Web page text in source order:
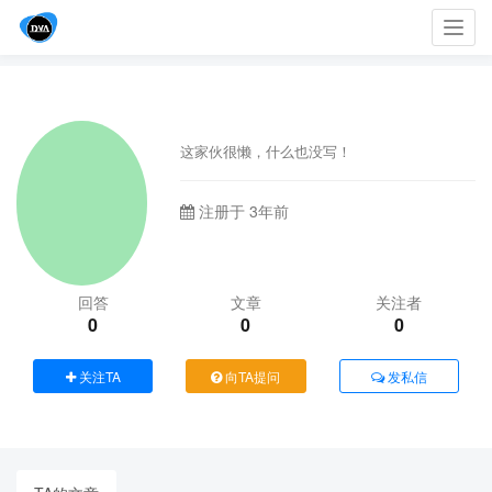
这家伙很懒，什么也没写！
注册于 3年前
回答
0
文章
0
关注者
0
关注TA 向TA提问 发私信